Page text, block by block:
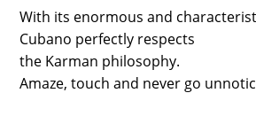
With its enormous and
Cubano perfectly respects
the Karman philosophy.
Amaze, touch and never go